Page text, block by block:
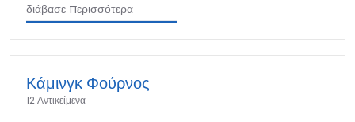
διάβασε περισσότερα
Κάμινγκ Φούρνος
12 Αντικείμενα